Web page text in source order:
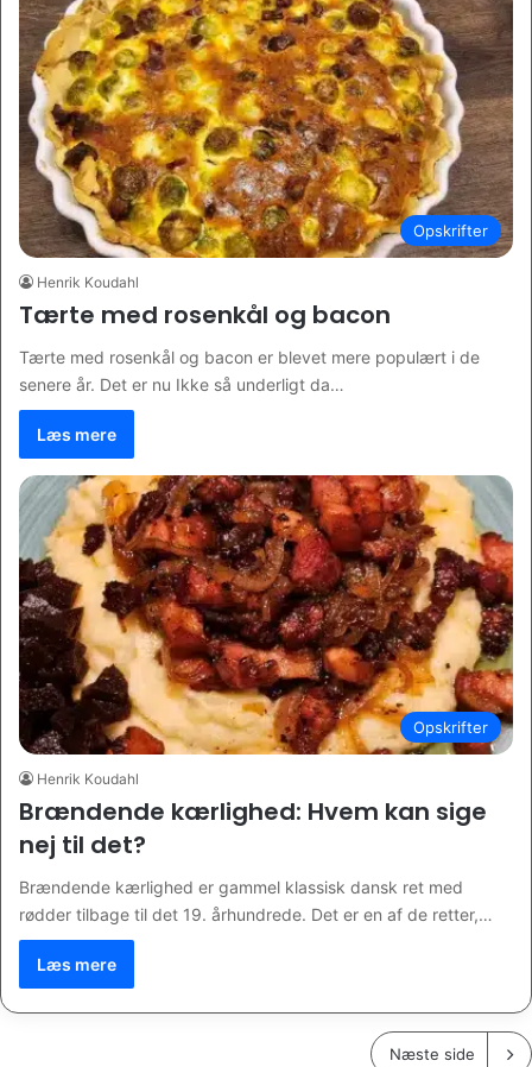
Opskrifter
Henrik Koudahl
Tærte med rosenkål og bacon
Tærte med rosenkål og bacon er blevet mere populært i de
senere år. Det er nu Ikke så underligt da…
Læs mere
Opskrifter
Henrik Koudahl
Brændende kærlighed: Hvem kan sige
nej til det?
Brændende kærlighed er gammel klassisk dansk ret med
rødder tilbage til det 19. århundrede. Det er en af de retter,…
Læs mere
Næste side